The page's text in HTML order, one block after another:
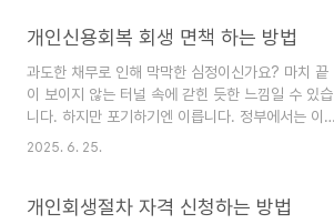
월 또는 30..
편리한 차량 운용을 위한 스마트한 선택지로 자리매
는지, 꼼꼼하게 정리해 드리겠습니다.초기 비용 부
담 확 줄여주는 자동차장기렌트새 차를 구매할 때
가장 큰 고민은 역시 초기 목돈 마련입니다. 차량 가
격의 상당 부분을 차지하는 취등록세, 여기에 보험
있습니다. 대..
개인신용회복 회생 면책 하는 방법
과도한 채무로 인해 막막한 심정이신가요? 마치 끝
이 보이지 않는 터널 속에 갇힌 듯한 느낌일 수 있습
니다. 하지만 포기하기엔 이릅니다. 정부에서는 이
러한 어려움을 겪는 분들을 위해 개인신용회복 을
에 대해 자세히 알아보고, 어떻게 하면 이 제도들을
2025. 6. 25.
개인회생절차 자격 신청하는 방법